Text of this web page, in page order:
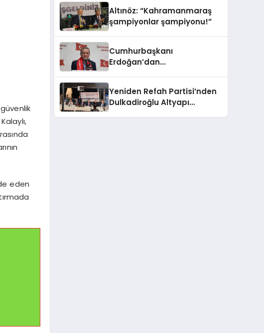
eden
Altınöz: “Kahramanmaraş
şampiyonlar şampiyonu!”
Cumhurbaşkanı
Erdoğan’dan
Yeniden Refah Partisi’nden
Dulkadiroğlu Altyapı